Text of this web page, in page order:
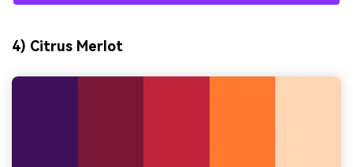
4) Citrus Merlot